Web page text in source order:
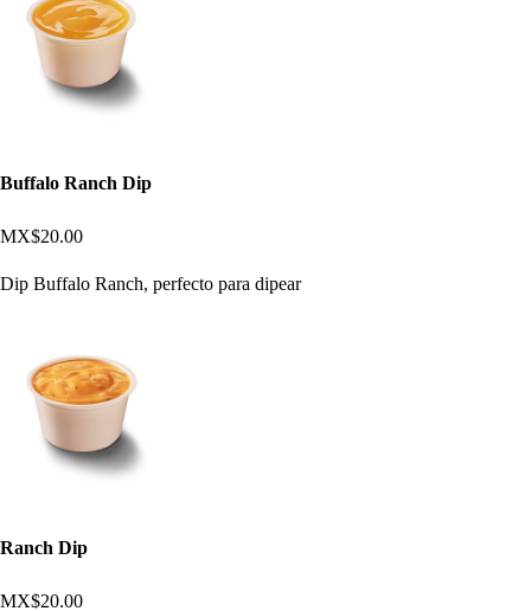
Buffalo Ranch Dip
MX$20.00
Dip Buffalo Ranch, perfecto para dipear
Ranch Dip
MX$20.00